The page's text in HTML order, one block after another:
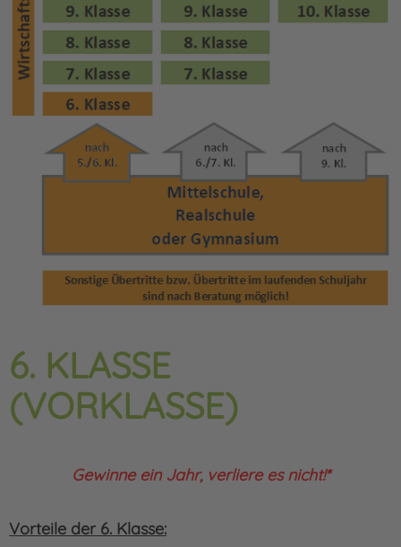
6. KLASSE
(VORKLASSE)
Gewinne ein Jahr, verliere es nicht!*
Vorteile der 6. Klasse: